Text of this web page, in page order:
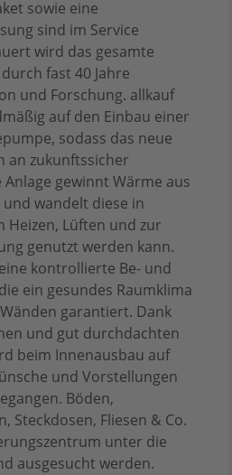
sowie eine
sind im Service
wird das gesamte
fast 40 Jahre
und Forschung. allkauf
auf den Einbau einer
sodass das neue
an zukunftssicher
gewinnt Wärme aus
wandelt diese in
Heizen, Lüften und zur
genutzt werden kann.
kontrollierte Be- und
ein gesundes Raumklima
garantiert. Dank
und gut durchdachten
beim Innenausbau auf
und Vorstellungen
Böden,
Steckdosen, Fliesen & Co.
unter die
ausgesucht werden.